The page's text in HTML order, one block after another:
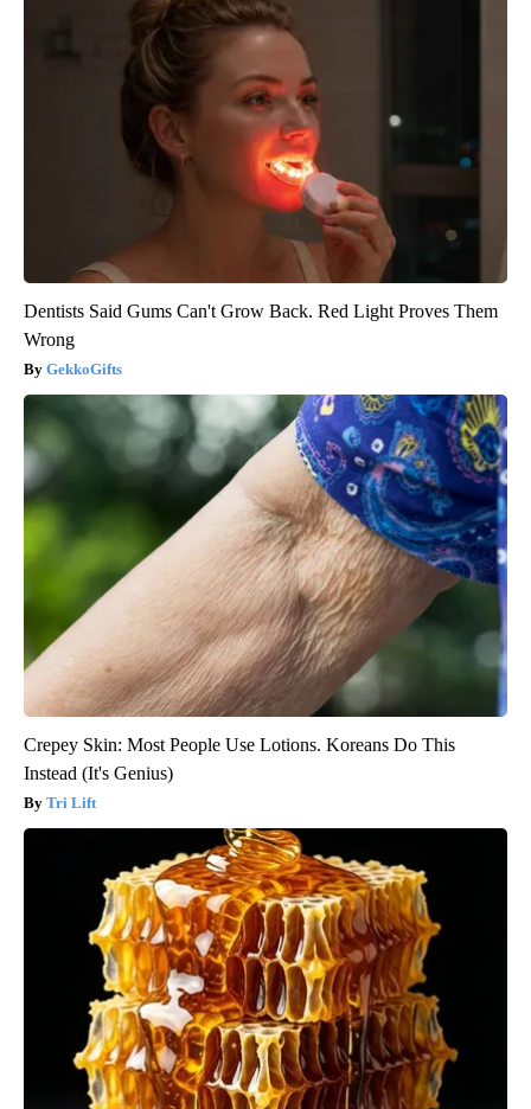
Dentists Said Gums Can't Grow Back. Red Light Proves Them
Wrong
GekkoGifts
Crepey Skin: Most People Use Lotions. Koreans Do This
Instead (It's Genius)
Tri Lift